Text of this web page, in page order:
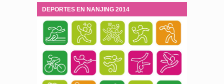
DEPORTES EN NANJING 2014